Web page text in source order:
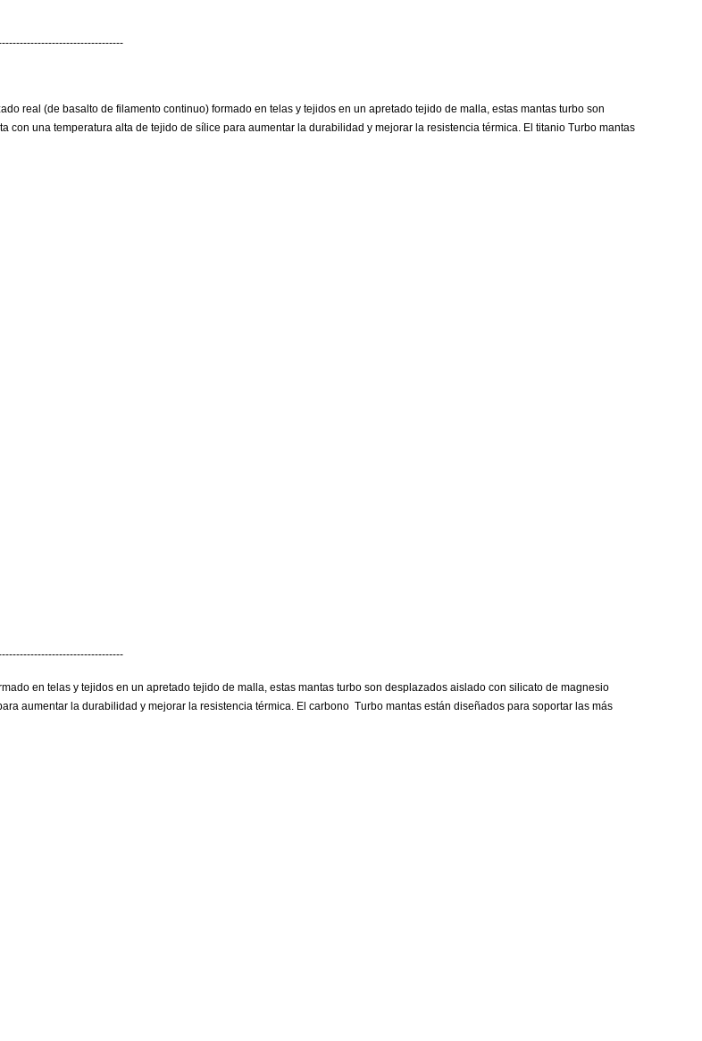
real (de basalto de filamento continuo) formado en telas y tejidos en un apretado tejido de malla, estas mantas turbo son
una temperatura alta de tejido de sílice para aumentar la durabilidad y mejorar la resistencia térmica. El titanio Turbo mantas
en telas y tejidos en un apretado tejido de malla, estas mantas turbo son desplazados aislado con silicato de magnesio
aumentar la durabilidad y mejorar la resistencia térmica. El carbono Turbo mantas están diseñados para soportar las más